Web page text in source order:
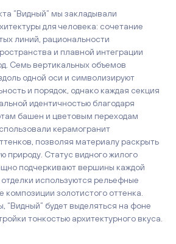
“Видный” мы закладывали
для человека: сочетание
линий, рациональности
и плавной интеграции
Семь вертикальных объемов
одной оси и символизируют
и порядок, однако каждая секция
идентичностью благодаря
башен и цветовым переходам
керамогранит
позволяя материалу раскрыть
природу. Статус видного жилого
подчеркивают вершины каждой
используются рельефные
композиции золотистого оттенка.
“Видный” будет выделяться на фоне
тонкостью архитектурного вкуса.